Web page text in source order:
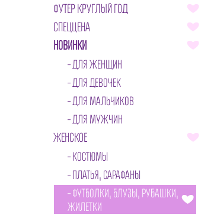
ФУТЕР КРУГЛЫЙ ГОД
СПЕЦЦЕНА
НОВИНКИ
ДЛЯ ЖЕНЩИН
ДЛЯ ДЕВОЧЕК
ДЛЯ МАЛЬЧИКОВ
ДЛЯ МУЖЧИН
ЖЕНСКОЕ
КОСТЮМЫ
ПЛАТЬЯ, САРАФАНЫ
ФУТБОЛКИ, БЛУЗЫ, РУБАШКИ,
ЖИЛЕТКИ